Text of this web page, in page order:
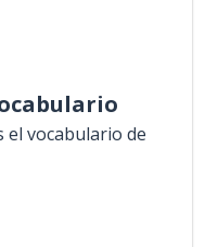
el vocabulario de